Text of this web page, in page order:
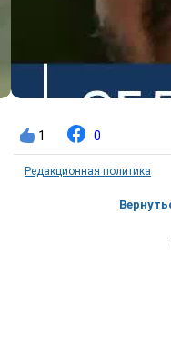
1 0
Редакционная политика